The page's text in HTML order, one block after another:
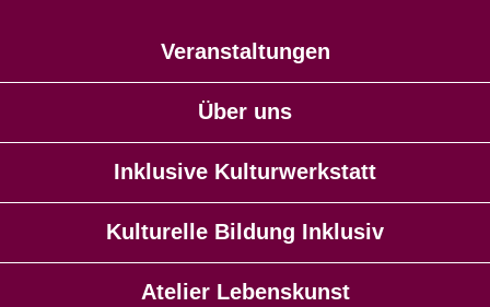
Veranstaltungen
Über uns
Inklusive Kulturwerkstatt
Kulturelle Bildung Inklusiv
Atelier Lebenskunst